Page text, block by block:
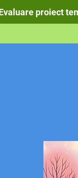
proiect